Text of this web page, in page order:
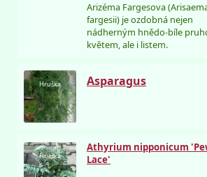
Arizéma Fargesova
fargesii) je ozdobná nejen
nádherným hnědo-bíle
květem, ale i listem.
Hruška
Asparagus
Hruška
Athyrium nipponicum
Lace'